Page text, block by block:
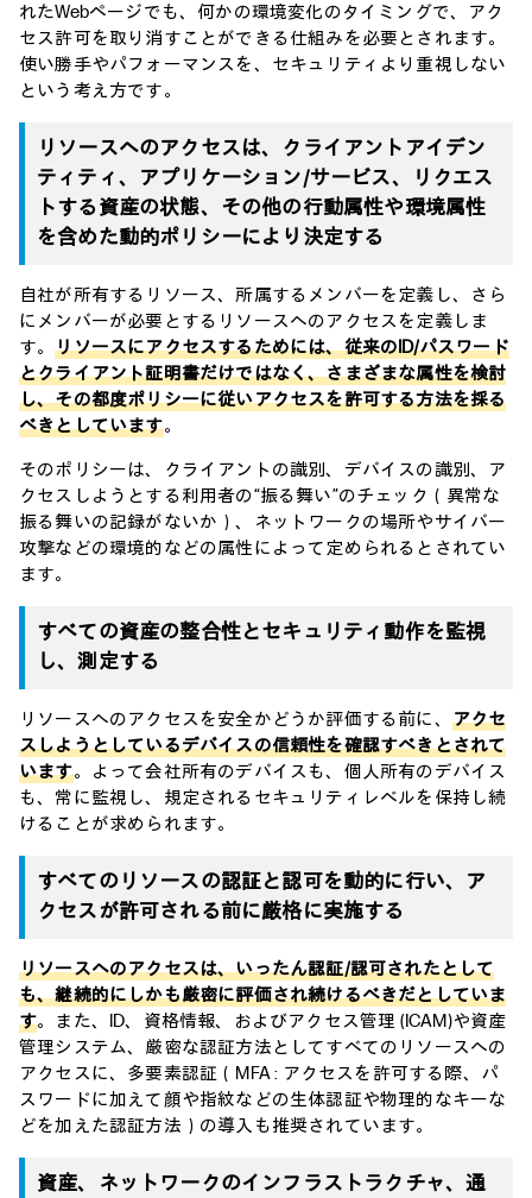
れたWebページでも、何かの環境変化のタイミングで、アク
セス許可を取り消すことができる仕組みを必要とされます。
使い勝手やパフォーマンスを、セキュリティより重視しない
という考え方です。
リソースへのアクセスは、クライアントアイデン
ティティ、アプリケーション/サービス、リクエス
トする資産の状態、その他の行動属性や環境属性
を含めた動的ポリシーにより決定する
自社が所有するリソース、所属するメンバーを定義し、さら
にメンバーが必要とするリソースへのアクセスを定義しま
す。リソースにアクセスするためには、従来のID/パスワード
とクライアント証明書だけではなく、さまざまな属性を検討
し、その都度ポリシーに従いアクセスを許可する方法を採る
べきとしています。
そのポリシーは、クライアントの識別、デバイスの識別、ア
クセスしようとする利用者の“振る舞い”のチェック（異常な
振る舞いの記録がないか）、ネットワークの場所やサイバー
攻撃などの環境的などの属性によって定められるとされてい
ます。
すべての資産の整合性とセキュリティ動作を監視
し、測定する
リソースへのアクセスを安全かどうか評価する前に、 アクセ
スしようとしているデバイスの信頼性を確認すべきとされて
います。よって会社所有のデバイスも、個人所有のデバイス
も、常に監視し、規定されるセキュリティレベルを保持し続
けることが求められます。
すべてのリソースの認証と認可を動的に行い、ア
クセスが許可される前に厳格に実施する
リソースへのアクセスは、いったん認証/認可されたとして
も、継続的にしかも厳密に評価され続けるべきだとしていま
す。また、ID、資格情報、およびアクセス管理 (ICAM)や資産
管理システム、厳密な認証方法としてすべてのリソースへの
アクセスに、多要素認証（MFA : アクセスを許可する際、パ
スワードに加えて顔や指紋などの生体認証や物理的なキーな
どを加えた認証方法）の導入も推奨されています。
資産、ネットワークのインフラストラクチャ、通